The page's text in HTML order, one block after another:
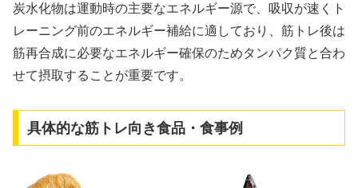
炭水化物は運動時の主要なエネルギー源で、吸収が速くト
レーニング前のエネルギー補給に適しており、筋トレ後は
筋再合成に必要なエネルギー確保のためタンパク質と合わ
せて摂取することが重要です。
具体的な筋トレ向き食品・食事例